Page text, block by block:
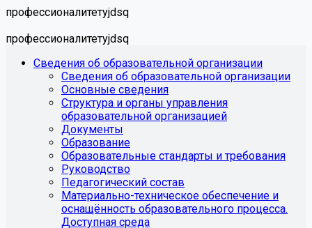
профессионалитетyjdsq
профессионалитетyjdsq
Сведения об образовательной организации
Сведения об образовательной организации
Основные сведения
Структура и органы управления
образовательной организацией
Документы
Образование
Образовательные стандарты и требования
Руководство
Педагогический состав
Материально-техническое обеспечение и
оснащённость образовательного процесса.
Доступная среда